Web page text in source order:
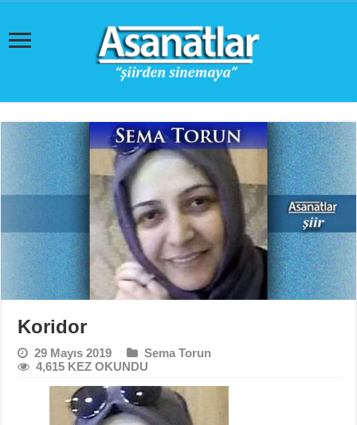
Koridor
29 Mayıs 2019
Sema Torun
4,615 KEZ OKUNDU